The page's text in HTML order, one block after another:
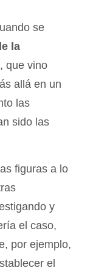
se
la
, que vino
allá en un
las
sido las
figuras a lo
y
el caso,
por ejemplo,
el